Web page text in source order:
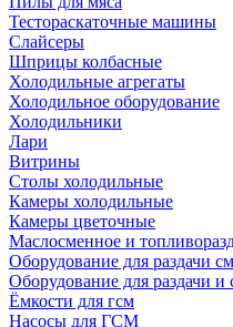
Тестораскаточные машины
Слайсеры
Шприцы колбасные
Холодильные агрегаты
Холодильное оборудование
Холодильники
Лари
Витрины
Столы холодильные
Камеры холодильные
Камеры цветочные
Маслосменное и
Оборудование для раздачи
Оборудование для раздачи и
Ёмкости для гсм
Насосы для ГСМ